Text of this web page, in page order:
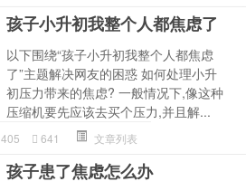
孩子小升初我整个人都焦虑了
以下围绕“孩子小升初我整个人都焦虑
了”主题解决网友的困惑 如何处理小升
初压力带来的焦虑? 一般情况下,像这种
压缩机要先应该去买个压力,并且解...
405 641 文章列表
孩子患了焦虑怎么办